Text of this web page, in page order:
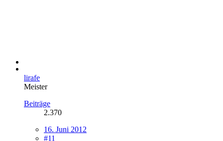
lirafe
Meister
Beiträge
2.370
16. Juni 2012
#11